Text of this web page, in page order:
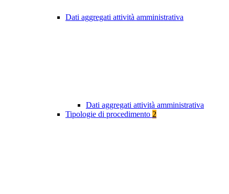
Dati aggregati attività amministrativa
Dati aggregati attività amministrativa
Tipologie di procedimento 2